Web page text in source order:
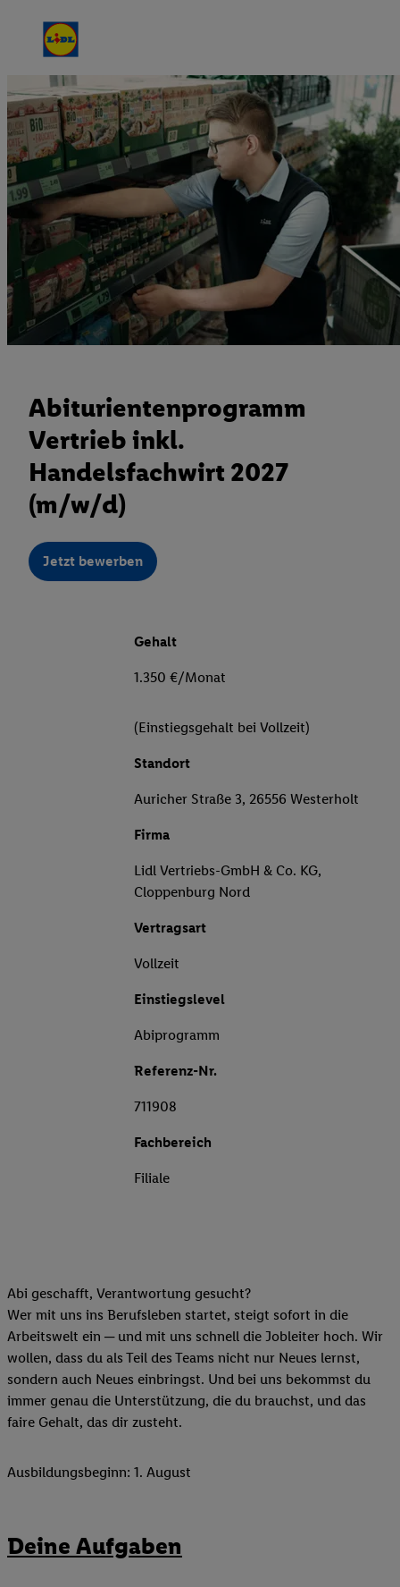
Abiturientenprogramm
Vertrieb inkl.
Handelsfachwirt 2027
(m/w/d)
Jetzt bewerben
Gehalt
1.350 €/Monat
(Einstiegsgehalt bei Vollzeit)
Standort
Auricher Straße 3, 26556 Westerholt
Firma
Lidl Vertriebs-GmbH & Co. KG,
Cloppenburg Nord
Vertragsart
Vollzeit
Einstiegslevel
Abiprogramm
Referenz-Nr.
711908
Fachbereich
Filiale
Abi geschafft, Verantwortung gesucht?
Wer mit uns ins Berufsleben startet, steigt sofort in die
Arbeitswelt ein ─ und mit uns schnell die Jobleiter hoch. Wir
wollen, dass du als Teil des Teams nicht nur Neues lernst,
sondern auch Neues einbringst. Und bei uns bekommst du
immer genau die Unterstützung, die du brauchst, und das
faire Gehalt, das dir zusteht.
Ausbildungsbeginn: 1. August
Deine Aufgaben